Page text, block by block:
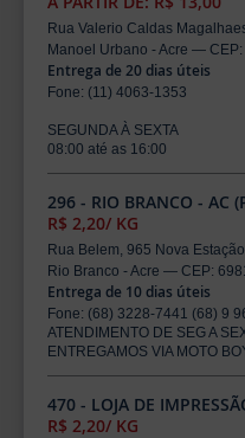
Rua Valerio Caldas
Manoel Urbano - Acre —
Entrega de 20 dias úteis
Fone: (11) 4063-1353
SEGUNDA À SEXTA
08:00 até as 16:00
296 - RIO BRANCO - AC
R$ 2,20/ KG
Rua Belem, 965 Nova Estação
Rio Branco - Acre — CEP:
Entrega de 10 dias úteis
Fone: (68) 3228-7441 (68) 9
ATENDIMENTO DE SEG A
ENTREGAMOS VIA MOTO
470 - LOJA DE
R$ 2,20/ KG